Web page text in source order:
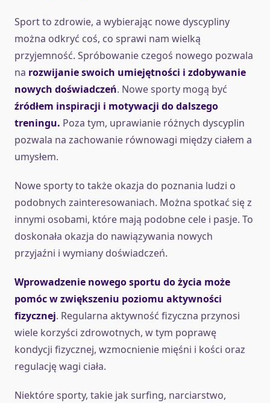
Sport to zdrowie, a wybierając nowe dyscypliny
można odkryć coś, co sprawi nam wielką
przyjemność. Spróbowanie czegoś nowego pozwala
na rozwijanie swoich umiejętności i zdobywanie
nowych doświadczeń. Nowe sporty mogą być
źródłem inspiracji i motywacji do dalszego
treningu. Poza tym, uprawianie różnych dyscyplin
pozwala na zachowanie równowagi między ciałem a
umysłem.
Nowe sporty to także okazja do poznania ludzi o
podobnych zainteresowaniach. Można spotkać się z
innymi osobami, które mają podobne cele i pasje. To
doskonała okazja do nawiązywania nowych
przyjaźni i wymiany doświadczeń.
Wprowadzenie nowego sportu do życia może
pomóc w zwiększeniu poziomu aktywności
fizycznej. Regularna aktywność fizyczna przynosi
wiele korzyści zdrowotnych, w tym poprawę
kondycji fizycznej, wzmocnienie mięśni i kości oraz
regulację wagi ciała.
Niektóre sporty, takie jak surfing, narciarstwo,